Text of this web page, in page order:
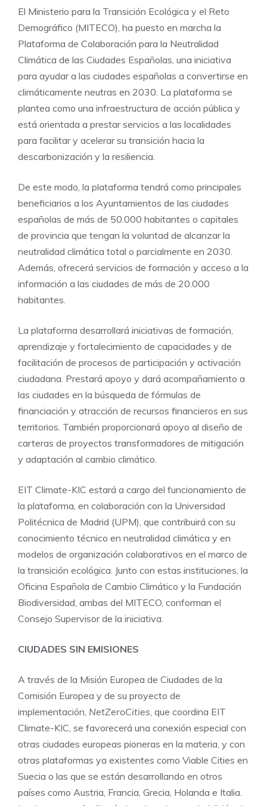
El Ministerio para la Transición Ecológica y el Reto
Demográfico (MITECO), ha puesto en marcha la
Plataforma de Colaboración para la Neutralidad
Climática de las Ciudades Españolas, una iniciativa
para ayudar a las ciudades españolas a convertirse en
climáticamente neutras en 2030. La plataforma se
plantea como una infraestructura de acción pública y
está orientada a prestar servicios a las localidades
para facilitar y acelerar su transición hacia la
descarbonización y la resiliencia.
De este modo, la plataforma tendrá como principales
beneficiarios a los Ayuntamientos de las ciudades
españolas de más de 50.000 habitantes o capitales
de provincia que tengan la voluntad de alcanzar la
neutralidad climática total o parcialmente en 2030.
Además, ofrecerá servicios de formación y acceso a la
información a las ciudades de más de 20.000
habitantes.
La plataforma desarrollará iniciativas de formación,
aprendizaje y fortalecimiento de capacidades y de
facilitación de procesos de participación y activación
ciudadana. Prestará apoyo y dará acompañamiento a
las ciudades en la búsqueda de fórmulas de
financiación y atracción de recursos financieros en sus
territorios. También proporcionará apoyo al diseño de
carteras de proyectos transformadores de mitigación
y adaptación al cambio climático.
EIT Climate-KIC estará a cargo del funcionamiento de
la plataforma, en colaboración con la Universidad
Politécnica de Madrid (UPM), que contribuirá con su
conocimiento técnico en neutralidad climática y en
modelos de organización colaborativos en el marco de
la transición ecológica. Junto con estas instituciones, la
Oficina Española de Cambio Climático y la Fundación
Biodiversidad, ambas del MITECO, conforman el
Consejo Supervisor de la iniciativa.
CIUDADES SIN EMISIONES
A través de la Misión Europea de Ciudades de la
Comisión Europea y de su proyecto de
implementación, NetZeroCities, que coordina EIT
Climate-KIC, se favorecerá una conexión especial con
otras ciudades europeas pioneras en la materia, y con
otras plataformas ya existentes como Viable Cities en
Suecia o las que se están desarrollando en otros
países como Austria, Francia, Grecia, Holanda e Italia.